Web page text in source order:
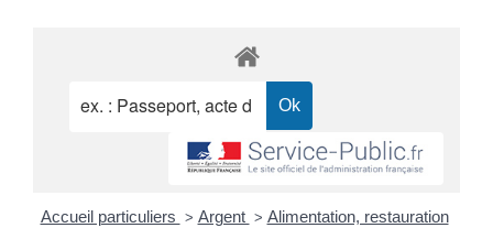
Accueil particuliers > Argent > Alimentation, restauration